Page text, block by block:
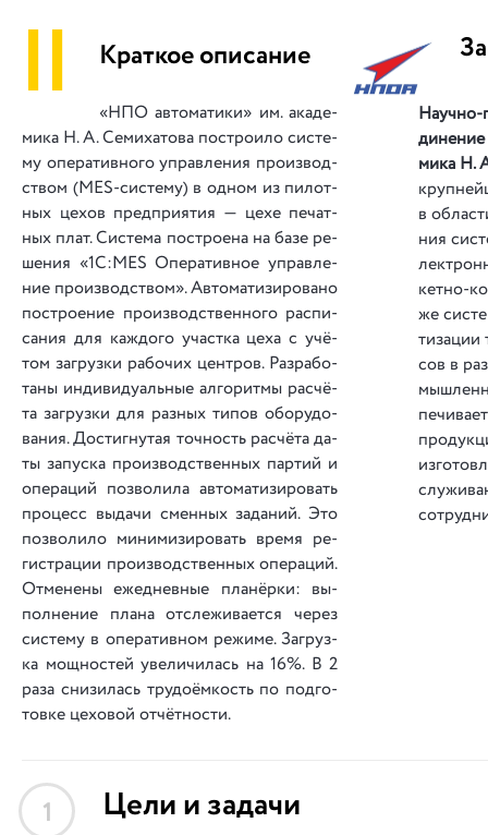
|| Краткое описание
«НПО автоматики» им. ака­де­
ми­ка Н. А. Семихатова по­стро­и­ло сис­те­
му опе­ра­тив­но­го упра­вле­ния про­из­вод­
ством (MES-сис­те­му) в од­ном из пи­лот­
ных це­хов пред­при­я­тия — це­хе пе­чат­
ных плат. Сис­те­ма по­стро­е­на на ба­зе ре­
ше­ния «1С:MES Опе­ра­тив­ное управ­ле­
ние про­из­вод­ством». Ав­то­ма­ти­зи­ро­ва­но
по­стро­е­ние про­из­вод­ствен­но­го рас­пи­
са­ния для каж­до­го участ­ка це­ха с учё­
том за­груз­ки ра­бо­чих цен­тров. Раз­ра­бо­
та­ны ин­ди­ви­ду­аль­ные ал­го­рит­мы рас­чё­
та за­груз­ки для раз­ных ти­пов обо­ру­до­
ва­ния. Дос­тиг­ну­тая точ­ность рас­чё­та да­
ты за­пус­ка про­из­вод­ствен­ных пар­тий и
опе­ра­ций по­зво­ли­ла ав­то­ма­ти­зи­ро­вать
про­цесс вы­да­чи смен­ных за­да­ний. Это
по­зво­ли­ло ми­ни­ми­зи­ро­вать вре­мя ре­
гис­тра­ции про­из­вод­ствен­ных опе­ра­ций.
От­ме­не­ны еже­днев­ные пла­нёр­ки: вы­
пол­не­ние пла­на от­сле­жи­ва­ет­ся че­рез
сис­те­му в опе­ра­тив­ном ре­жи­ме. За­груз­
ка мощ­но­стей уве­ли­чи­лась на 16%. В 2
ра­за сни­зи­лась тру­до­ём­кость по под­го­
тов­ке це­хо­вой от­чёт­но­сти.
Научно-
ми­ка Н.
в
ния
кет­но-
же
сов в
1 Цели и задачи